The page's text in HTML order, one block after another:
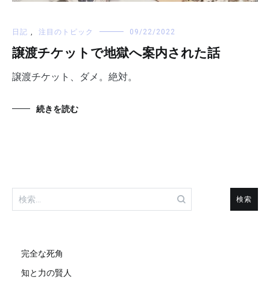
日記 , 注目のトピック 09/22/2022
譲渡チケットで地獄へ案内された話
譲渡チケット、ダメ。絶対。
続きを読む
検
索:
完全な死角
知と力の賢人